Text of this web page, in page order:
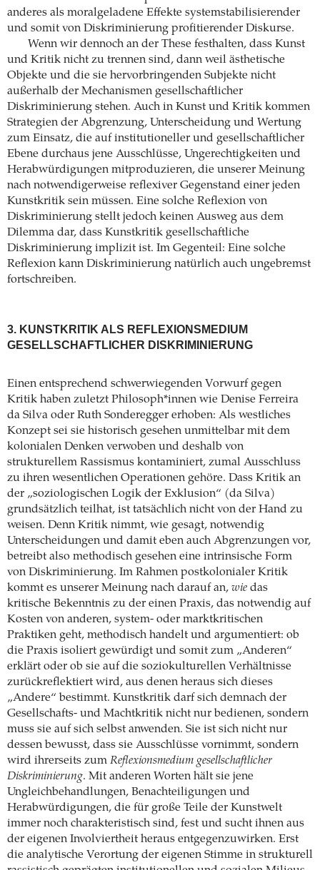
anderes als moralgeladene Effekte systemstabilisierender
und somit von Diskriminierung profitierender Diskurse.
Wenn wir dennoch an der These festhalten, dass Kunst
und Kritik nicht zu trennen sind, dann weil ästhetische
Objekte und die sie hervorbringenden Subjekte nicht
außerhalb der Mechanismen gesellschaftlicher
Diskriminierung stehen. Auch in Kunst und Kritik kommen
Strategien der Abgrenzung, Unterscheidung und Wertung
zum Einsatz, die auf institutioneller und gesellschaftlicher
Ebene durchaus jene Ausschlüsse, Ungerechtigkeiten und
Herabwürdigungen mitproduzieren, die unserer Meinung
nach notwendigerweise reflexiver Gegenstand einer jeden
Kunstkritik sein müssen. Eine solche Reflexion von
Diskriminierung stellt jedoch keinen Ausweg aus dem
Dilemma dar, dass Kunstkritik gesellschaftliche
Diskriminierung implizit ist. Im Gegenteil: Eine solche
Reflexion kann Diskriminierung natürlich auch ungebremst
fortschreiben.
3. KUNSTKRITIK ALS REFLEXIONSMEDIUM
GESELLSCHAFTLICHER DISKRIMINIERUNG
Einen entsprechend schwerwiegenden Vorwurf gegen
Kritik haben zuletzt Philosoph*innen wie Denise Ferreira
da Silva oder Ruth Sonderegger erhoben: Als westliches
Konzept sei sie historisch gesehen unmittelbar mit dem
kolonialen Denken verwoben und deshalb von
strukturellem Rassismus kontaminiert, zumal Ausschluss
zu ihren wesentlichen Operationen gehöre. Dass Kritik an
der „soziologischen Logik der Exklusion“ (da Silva)
grundsätzlich teilhat, ist tatsächlich nicht von der Hand zu
weisen. Denn Kritik nimmt, wie gesagt, notwendig
Unterscheidungen und damit eben auch Abgrenzungen vor,
betreibt also methodisch gesehen eine intrinsische Form
von Diskriminierung. Im Rahmen postkolonialer Kritik
kommt es unserer Meinung nach darauf an, wie das
kritische Bekenntnis zu der einen Praxis, das notwendig auf
Kosten von anderen, system- oder marktkritischen
Praktiken geht, methodisch handelt und argumentiert: ob
die Praxis isoliert gewürdigt und somit zum „Anderen“
erklärt oder ob sie auf die soziokulturellen Verhältnisse
zurückreflektiert wird, aus denen heraus sich dieses
„Andere“ bestimmt. Kunstkritik darf sich demnach der
Gesellschafts- und Machtkritik nicht nur bedienen, sondern
muss sie auf sich selbst anwenden. Sie ist sich nicht nur
dessen bewusst, dass sie Ausschlüsse vornimmt, sondern
wird ihrerseits zum Reflexionsmedium gesellschaftlicher
Diskriminierung. Mit anderen Worten hält sie jene
Ungleichbehandlungen, Benachteiligungen und
Herabwürdigungen, die für große Teile der Kunstwelt
immer noch charakteristisch sind, fest und sucht ihnen aus
der eigenen Involviertheit heraus entgegenzuwirken. Erst
die analytische Verortung der eigenen Stimme in strukturell